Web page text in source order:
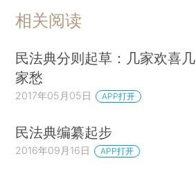
相关阅读
民法典分则起草：几家欢喜几
家愁
2017年05月05日 APP打开
民法典编纂起步
2016年09月16日 APP打开